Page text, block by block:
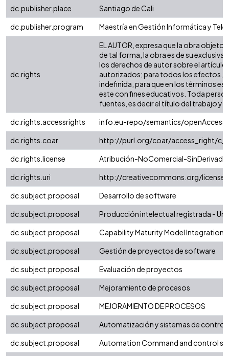
dc.publisher.place
Santiago de Cali
dc.publisher.program
Maestría en Gestión Informática y
dc.rights
EL AUTOR, expresa que la obra
de tal forma, la obra es de su
los derechos de autor sobre el
autorizados; para todos los efectos,
indefinida, para que en los términos
este con fines educativos. Toda
fuentes, es decir el título del trabajo y
dc.rights.accessrights
info:eu-repo/semantics/openAccess
dc.rights.coar
http://purl.org/coar/access_right/
dc.rights.license
Atribución-NoComercial-
dc.rights.uri
http://creativecommons.org/
dc.subject.proposal
Desarrollo de software
dc.subject.proposal
Producción intelectual registrada -
dc.subject.proposal
Capability Maturity Model Integration
dc.subject.proposal
Gestión de proyectos de software
dc.subject.proposal
Evaluación de proyectos
dc.subject.proposal
Mejoramiento de procesos
dc.subject.proposal
MEJORAMIENTO DE PROCESOS
dc.subject.proposal
Automatización y sistemas de control
dc.subject.proposal
Automation Command and control